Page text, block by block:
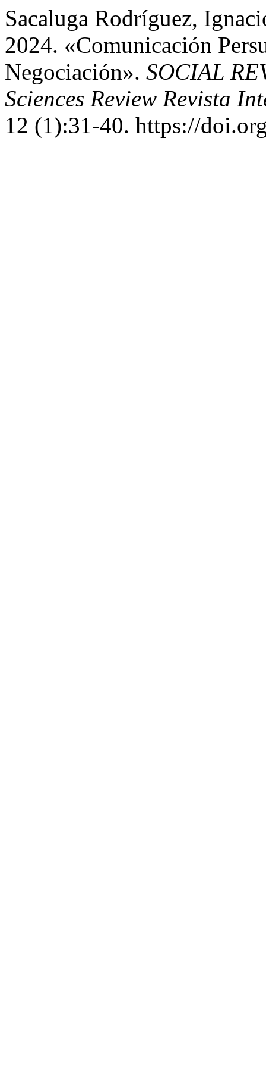
Sacaluga Rodríguez,
2024. «Comunicación
Negociación». SOCIAL
Sciences Review Revista
12 (1):31-40. https://